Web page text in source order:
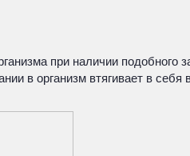
при наличии
в организм втягивает в